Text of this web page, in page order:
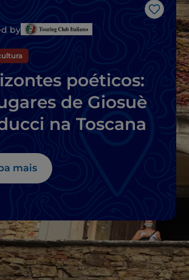
Gosto
by
poéticos:
de Giosuè
na Toscana
mais